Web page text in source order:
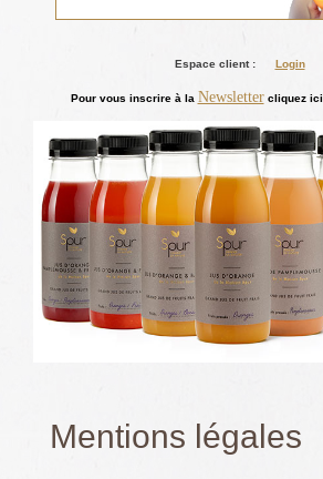
Espace client : Login
Pour vous inscrire à la Newslettercliquez ici
Mentions légales